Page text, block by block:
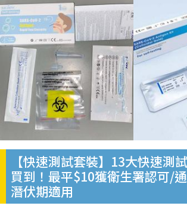
【快速測試套裝】13大快速測
買到！最平$10獲衛生署認可/
潛伏期適用